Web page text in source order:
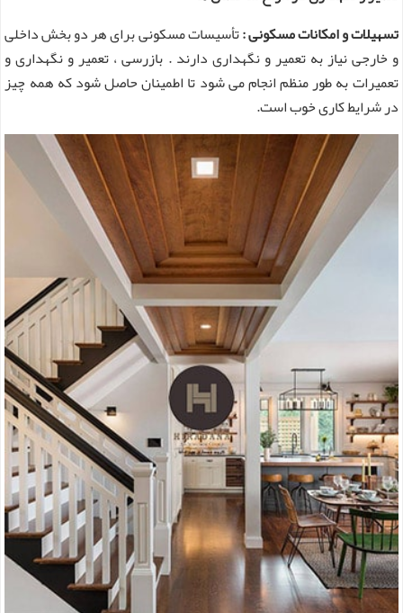
تسهیلات و امکانات مسکونی :تأسیسات مسکونی برای هر دو بخش داخلی
و خارجی نیاز به تعمیر و نگهداری دارند . بازرسی ، تعمیر و نگهداری و
تعمیرات به طور منظم انجام می شود تا اطمینان حاصل شود که همه چیز
در شرایط کاری خوب است.